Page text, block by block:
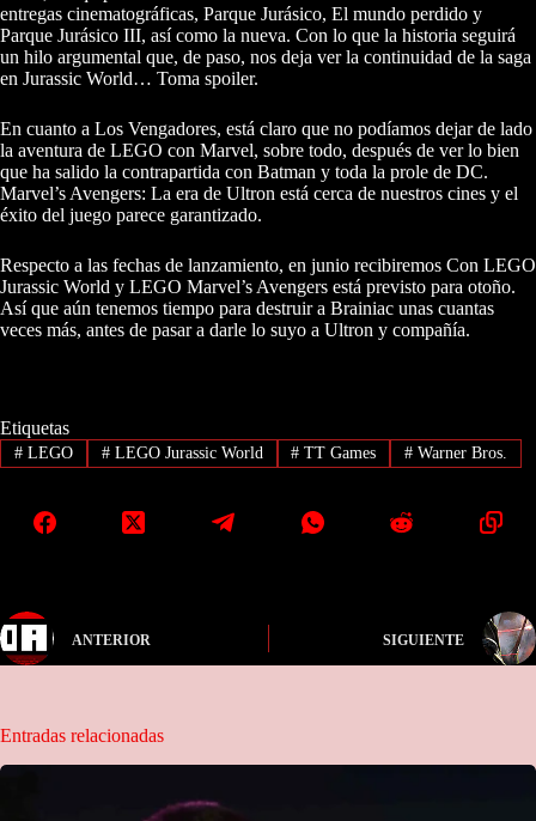
entregas cinematográficas, Parque Jurásico, El mundo perdido y
Parque Jurásico III, así como la nueva. Con lo que la historia seguirá
un hilo argumental que, de paso, nos deja ver la continuidad de la saga
en Jurassic World… Toma spoiler.
En cuanto a Los Vengadores, está claro que no podíamos dejar de lado
la aventura de LEGO con Marvel, sobre todo, después de ver lo bien
que ha salido la contrapartida con Batman y toda la prole de DC.
Marvel’s Avengers: La era de Ultron está cerca de nuestros cines y el
éxito del juego parece garantizado.
Respecto a las fechas de lanzamiento, en junio recibiremos Con LEGO
Jurassic World y LEGO Marvel’s Avengers está previsto para otoño.
Así que aún tenemos tiempo para destruir a Brainiac unas cuantas
veces más, antes de pasar a darle lo suyo a Ultron y compañía.
Etiquetas
#LEGO #LEGO Jurassic World # TT Games # Warner Bros.
ANTERIOR SIGUIENTE
Entradas relacionadas